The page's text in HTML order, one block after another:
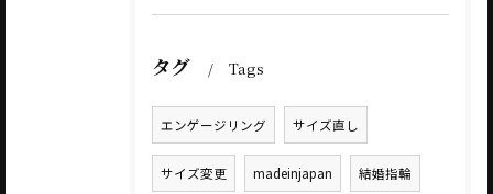
タグ Tags
エンゲージリング サイズ直し
サイズ変更 madeinjapan 結婚指輪